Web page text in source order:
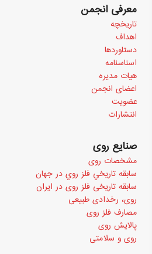
معرفی انجمن
تاریخچه
اهداف
دستاوردها
اسناسنامه
هیات مدیره
اعضای انجمن
عضویت
انتشارات
صنایع روی
مشخصات روی
سابقه تاريخي فلز روي در جهان
سابقه تاریخی فلز روی در ایران
روی، رخدادی طبیعی
مصارف فلز روی
پالایش روی
روی و سلامتی